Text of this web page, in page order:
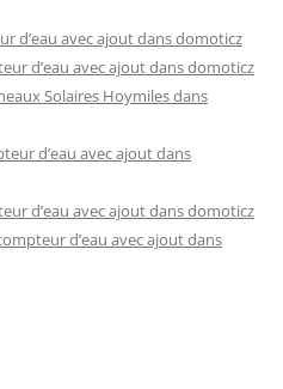
d’eau avec ajout dans domoticz
d’eau avec ajout dans domoticz
Solaires Hoymiles dans
d’eau avec ajout dans
d’eau avec ajout dans domoticz
d’eau avec ajout dans